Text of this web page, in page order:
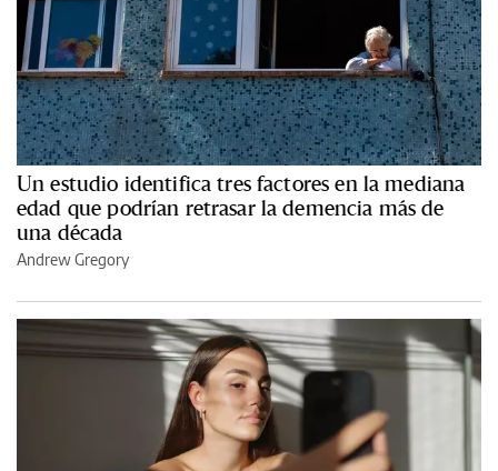
Un estudio identifica tres factores en la mediana
edad que podrían retrasar la demencia más de
una década
Andrew Gregory